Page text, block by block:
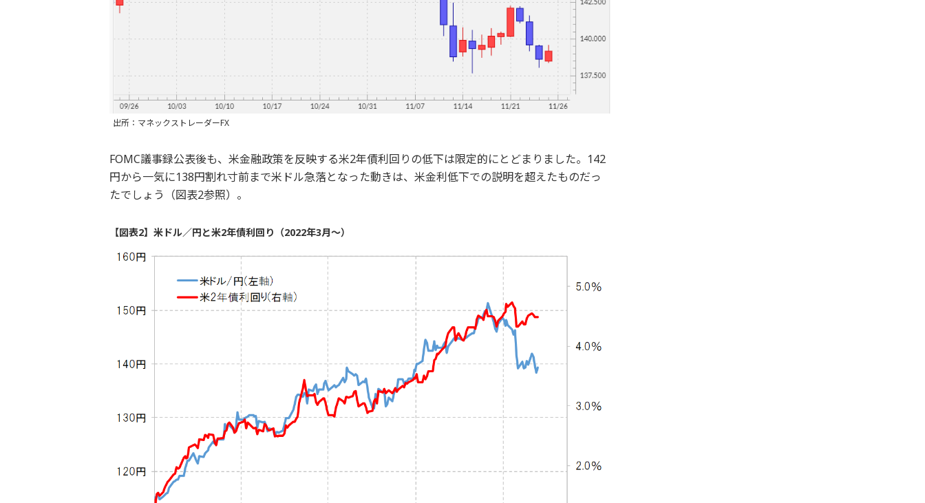
出所：マネックストレーダーFX
FOMC議事録公表後も、米金融政策を反映する米2年債利回りの低下は限定的にとどまりました。142
円から一気に138円割れ寸前まで米ドル急落となった動きは、米金利低下での説明を超えたものだっ
たでしょう（図表2参照）。
【図表2】米ドル／円と米2年債利回り（2022年3月～）